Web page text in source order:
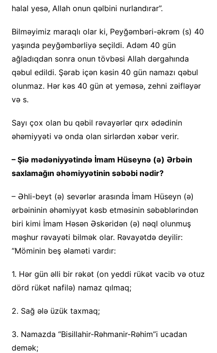
halal yesə, Allah onun qəlbini nurlandırar”.
Bilməyimiz maraqlı olar ki, Peyğəmbəri-əkrəm (s) 40
yaşında peyğəmbərliyə seçildi. Adəm 40 gün
ağladıqdan sonra onun tövbəsi Allah dərgahında
qəbul edildi. Şərab içən kəsin 40 gün namazı qəbul
olunmaz. Hər kəs 40 gün ət yeməsə, zehni zəifləyər
və s.
Sayı çox olan bu qəbil rəvayərlər qırx ədədinin
əhəmiyyəti və onda olan sirlərdən xəbər verir.
– Şiə mədəniyyətində İmam Hüseynə (ə) Ərbəin
saxlamağın əhəmiyyətinin səbəbi nədir?
– Əhli-beyt (ə) sevərlər arasında İmam Hüseyn (ə)
ərbəininin əhəmiyyət kəsb etməsinin səbəblərindən
biri kimi İmam Həsən Əskəridən (ə) nəql olunmuş
məşhur rəvayəti bilmək olar. Rəvayətdə deyilir:
“Möminin beş əlaməti vardır:
1. Hər gün əlli bir rəkət (on yeddi rükət vacib və otuz
dörd rükət nafilə) namaz qılmaq;
2. Sağ ələ üzük taxmaq;
3. Namazda “Bisillahir-Rəhmanir-Rəhim”i ucadan
demək;